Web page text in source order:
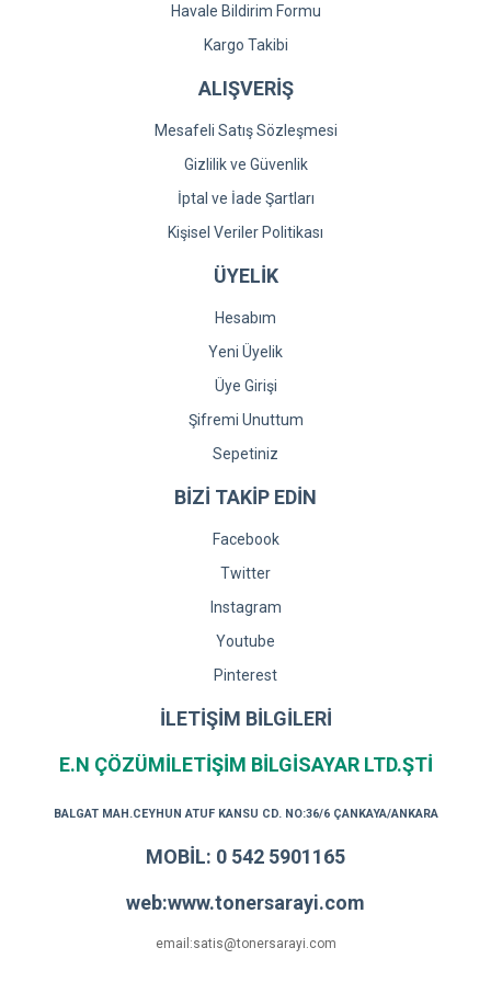
Havale Bildirim Formu
Kargo Takibi
ALIŞVERİŞ
Mesafeli Satış Sözleşmesi
Gizlilik ve Güvenlik
İptal ve İade Şartları
Kişisel Veriler Politikası
ÜYELİK
Hesabım
Yeni Üyelik
Üye Girişi
Şifremi Unuttum
Sepetiniz
BİZİ TAKİP EDİN
Facebook
Twitter
Instagram
Youtube
Pinterest
İLETİŞİM BİLGİLERİ
E.N ÇÖZÜMİLETİŞİM BİLGİSAYAR LTD.ŞTİ
BALGAT MAH.CEYHUN ATUF KANSU CD. NO:36/6 ÇANKAYA/ANKARA
MOBİL: 0 542 5901165
web:www.tonersarayi.com
email:satis@tonersarayi.com